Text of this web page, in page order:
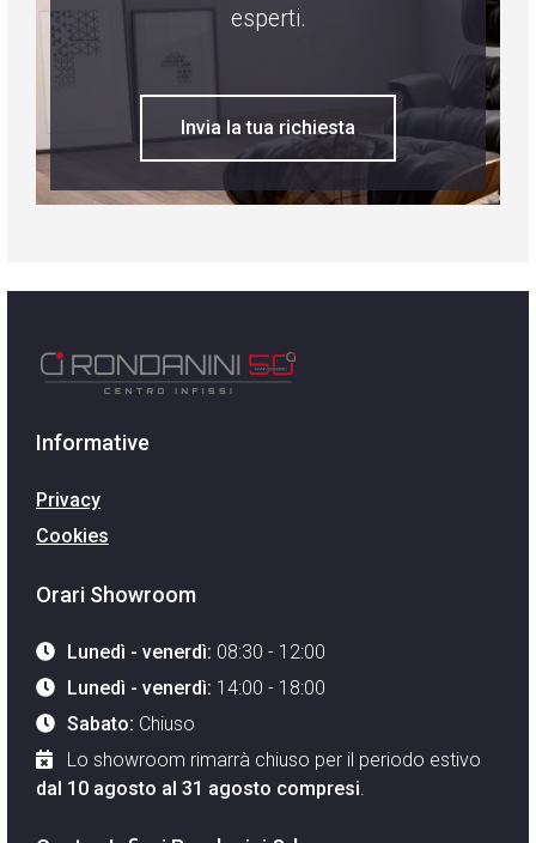
esperti.
Invia la tua richiesta
Informative
Privacy
Cookies
Orari Showroom
Lunedì - venerdì: 08:30 - 12:00
Lunedì - venerdì: 14:00 - 18:00
Sabato: Chiuso
Lo showroom rimarrà chiuso per il periodo estivo
dal 10 agosto al 31 agosto compresi.